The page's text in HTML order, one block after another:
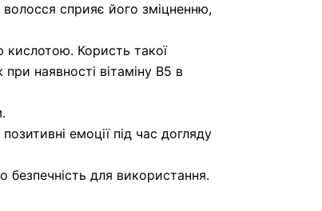
сприяє його зміцненню,
кислотою. Користь такої
наявності вітаміну В5 в
емоції під час догляду
безпечність для використання.